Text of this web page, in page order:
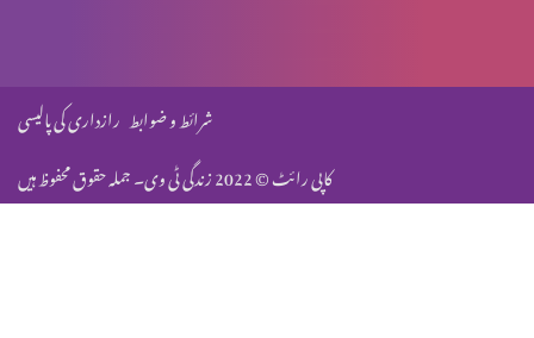
مرُدوں کی قیامت کے بارے میں سوال
کاپی رائٹ © 2022 زندگی ٹی وی۔ جملہ حقوق محفوظ ہیں
شرائط و ضوابط رازداری کی پالیسی